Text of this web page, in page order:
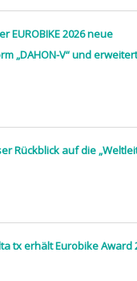
EUROBIKE 2026 neue
„DAHON-V“ und
Rückblick auf die
tx erhält Eurobike Award